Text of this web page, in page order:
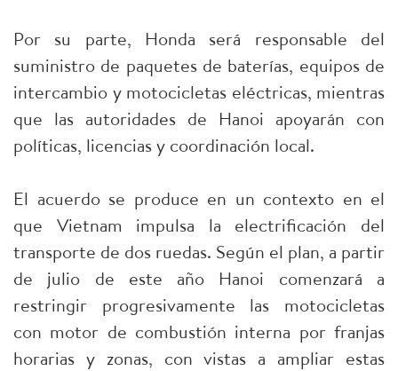
Por su parte, Honda será responsable del
suministro de paquetes de baterías, equipos de
intercambio y motocicletas eléctricas, mientras
que las autoridades de Hanoi apoyarán con
políticas, licencias y coordinación local.
El acuerdo se produce en un contexto en el
que Vietnam impulsa la electrificación del
transporte de dos ruedas. Según el plan, a partir
de julio de este año Hanoi comenzará a
restringir progresivamente las motocicletas
con motor de combustión interna por franjas
horarias y zonas, con vistas a ampliar estas